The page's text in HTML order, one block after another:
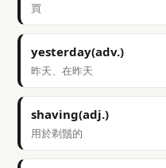
買
yesterday(adv.)
昨天、在昨天
shaving(adj.)
用於剃鬚的